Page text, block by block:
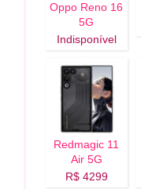
Oppo Reno 16
5G
Indisponível
Redmagic 11
Air 5G
R$ 4299